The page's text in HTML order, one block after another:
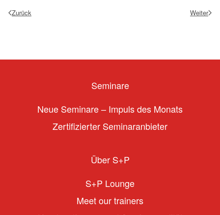
Zurück Weiter
Seminare
Neue Seminare – Impuls des Monats
Zertifizierter Seminaranbieter
Über S+P
S+P Lounge
Meet our trainers